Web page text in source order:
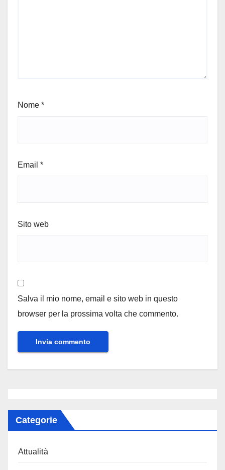
Nome *
Email *
Sito web
Salva il mio nome, email e sito web in questo
browser per la prossima volta che commento.
Categorie
Attualità